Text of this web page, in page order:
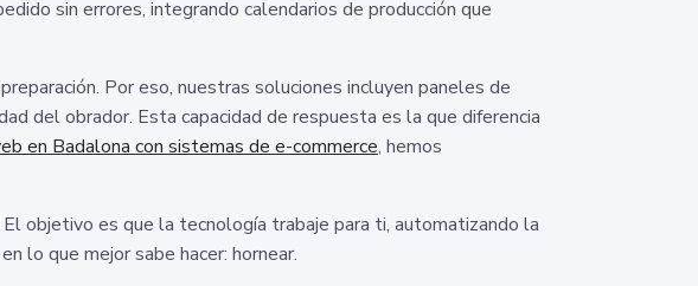
sin errores, integrando calendarios de producción que
Por eso, nuestras soluciones incluyen paneles de
del obrador. Esta capacidad de respuesta es la que diferencia
en Badalona con sistemas de e-commerce, hemos
objetivo es que la tecnología trabaje para ti, automatizando la
lo que mejor sabe hacer: hornear.